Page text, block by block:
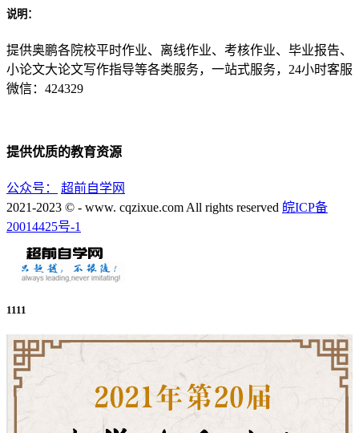
说明：
提供奥鹏各院校平时作业、离线作业、考核作业、毕业报告、
小论文大论文写作指导等各类服务，一站式服务，24小时客服
微信：424329
提供优质的教育资源
公众号：
超前自学网
2021-2023 © - www. cqzixue.com All rights reserved 皖ICP备
20014425号-1
1111